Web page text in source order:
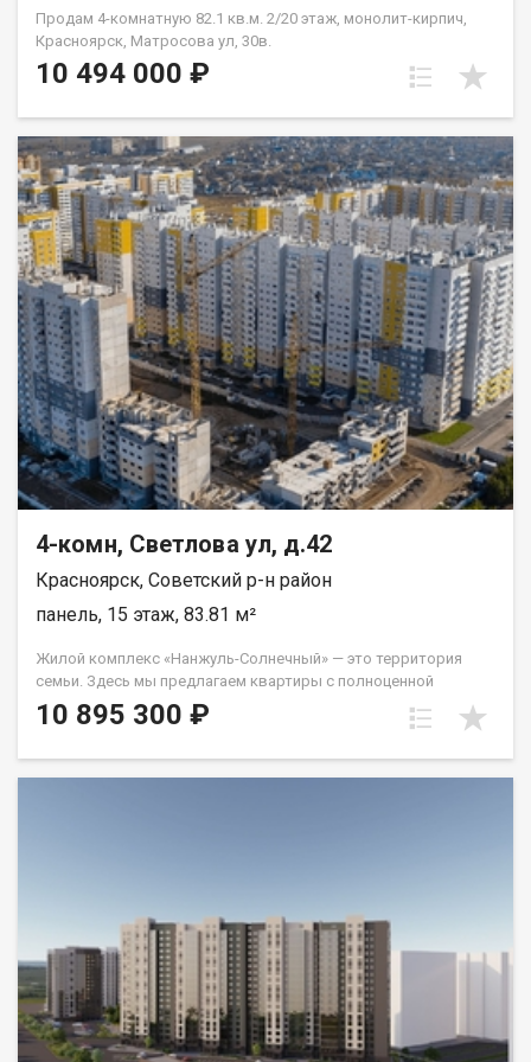
Продам 4-комнатную 82.1 кв.м. 2/20 этаж, монолит-кирпич,
Красноярск, Матросова ул, 30в.
10 494 000 ₽
4-комн, Светлова ул, д.42
Красноярск, Советский р-н район
панель, 15 этаж, 83.81 м²
Жилой комплекс «Нанжуль-Солнечный» — это территория
семьи. Здесь мы предлагаем квартиры с полноценной
чистовой отделкой по ценам ниже, чем в среднем в
Красноярске. «Нанжуль-Солнечный» находится в
покрытием. Для пешеходов проектируются безопасные
дорожки, мощенные плиткой, а для автомобилистов —
достаточное количество наземных машиномест. Зона
парковки удалена от детских игровых площадок. Квартиры в
«Нанжуль-Солнечном» сдаются только с чистовой отделкой*:
стены оклеены обоями, уложен линолеум и кафельная плитка,
10 895 300 ₽